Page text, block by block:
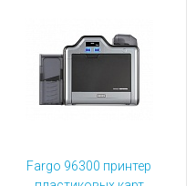
Fargo 96300 принтер